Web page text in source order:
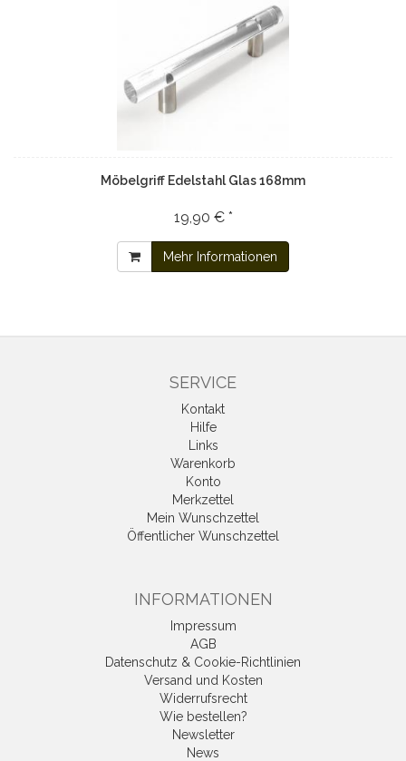
Möbelgriff Edelstahl Glas 168mm
19,90 € *
Mehr Informationen
SERVICE
Kontakt
Hilfe
Links
Warenkorb
Konto
Merkzettel
Mein Wunschzettel
Öffentlicher Wunschzettel
INFORMATIONEN
Impressum
AGB
Datenschutz & Cookie-Richtlinien
Versand und Kosten
Widerrufsrecht
Wie bestellen?
Newsletter
News